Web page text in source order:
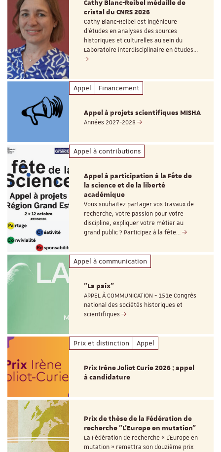
Cathy Blanc-Reibel médaille de
cristal du CNRS 2026
Cathy Blanc-Reibel est ingénieure
d’études en analyses des sources
historiques et culturelles au sein du
Laboratoire interdisciplinaire en études…
Appel Financement
Appel à projets scientifiques MISHA
Années 2027-2028
Appel à contributions
Appel à participation à la Fête de
la science et de la liberté
académique
Vous souhaitez partager vos travaux de
recherche, votre passion pour votre
discipline, expliquer votre métier au
grand public ? Participez à la fête…
Appel à communication
"La paix"
APPEL À COMMUNICATION - 151e Congrès
national des sociétés historiques et
scientifiques
Prix et distinction Appel
Prix Irène Joliot Curie 2026 : appel
à candidature
Prix de thèse de la Fédération de
recherche "L’Europe en mutation"
La Fédération de recherche « L’Europe en
mutation » remettra son douzième prix